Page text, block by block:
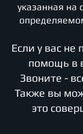
указанная на
Если у вас не
помощь в
Звоните -
Также вы
это